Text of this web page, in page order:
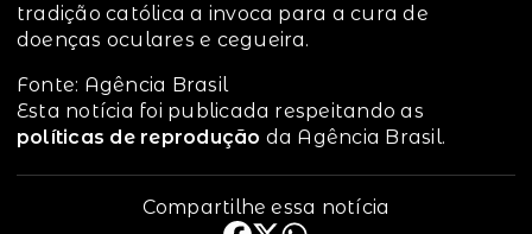
tradição católica a invoca para a cura de
doenças oculares e cegueira.
Fonte: Agência Brasil
Esta notícia foi publicada respeitando as
políticas de reprodução da Agência Brasil.
Compartilhe essa notícia